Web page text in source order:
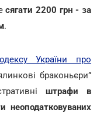
сягати 2200 грн - за
.
України про
браконьєри”
штрафи в
неоподатковуваних